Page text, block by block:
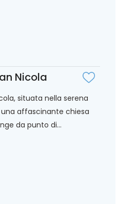
Nicola
situata nella serena
affascinante chiesa
da punto di...